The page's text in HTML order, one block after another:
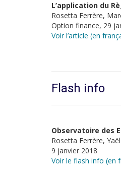
L’application du
Rosetta Ferrère,
Option finance, 29
Voir l’article (en
Flash info
Observatoire des
Rosetta Ferrère,
9 janvier 2018
Voir le flash info (en